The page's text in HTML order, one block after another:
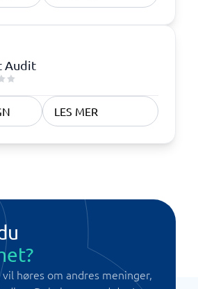
Audit
LES MER
høres om andres meninger,